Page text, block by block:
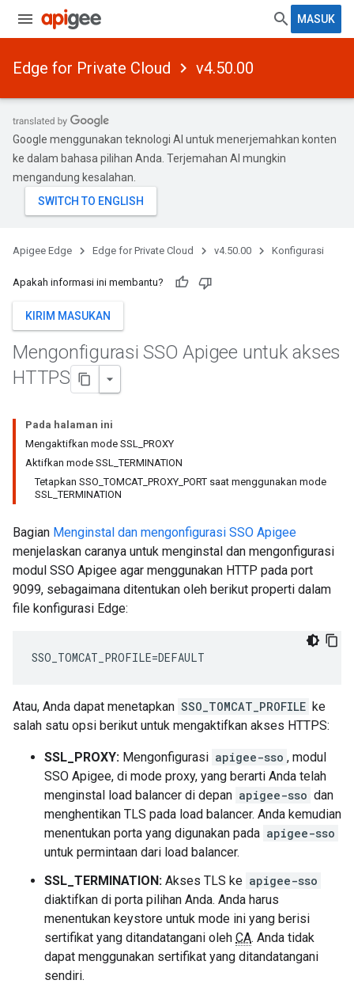
MASUK
Edge for Private Cloud v4.50.00
Google menggunakan teknologi AI untuk menerjemahkan konten
ke dalam bahasa pilihan Anda. Terjemahan AI mungkin
mengandung kesalahan.
Apigee Edge Edge for Private Cloud v4.50.00 Konfigurasi
Apakah informasi ini membantu?
KIRIM MASUKAN
Mengonfigurasi SSO Apigee untuk akses
HTTPS
Pada halaman ini
Mengaktifkan mode SSL_PROXY
Aktifkan mode SSL_TERMINATION
Tetapkan SSO_TOMCAT_PROXY_PORT saat menggunakan mode
SSL_TERMINATION
Bagian Menginstal dan mengonfigurasi SSO Apigee
menjelaskan caranya untuk menginstal dan mengonfigurasi
modul SSO Apigee agar menggunakan HTTP pada port
9099, sebagaimana ditentukan oleh berikut properti dalam
file konfigurasi Edge:
SSO_TOMCAT_PROFILE=DEFAULT
Atau, Anda dapat menetapkan SSO_TOMCAT_PROFILE ke
salah satu opsi berikut untuk mengaktifkan akses HTTPS:
SSL_PROXY: Mengonfigurasi apigee-sso , modul
SSO Apigee, di mode proxy, yang berarti Anda telah
menginstal load balancer di depan apigee-sso dan
menghentikan TLS pada load balancer. Anda kemudian
menentukan porta yang digunakan pada apigee-sso
untuk permintaan dari load balancer.
SSL_TERMINATION: Akses TLS ke apigee-sso
diaktifkan di porta pilihan Anda. Anda harus
menentukan keystore untuk mode ini yang berisi
sertifikat yang ditandatangani oleh CA. Anda tidak
dapat menggunakan sertifikat yang ditandatangani
sendiri.